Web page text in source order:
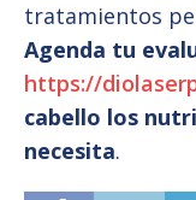
tratamientos
Agenda tu
https://
cabello los
necesita.